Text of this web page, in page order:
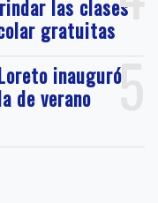
las clases
gratuitas
5
inauguró
de verano